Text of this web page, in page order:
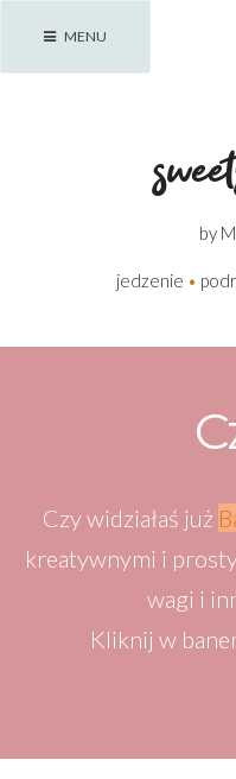
MENU
by
jedzenie •
Czy widziałaś już
kreatywnymi i
wagi i
Kliknij w